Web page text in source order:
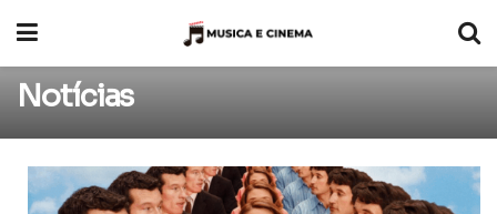
Notícias